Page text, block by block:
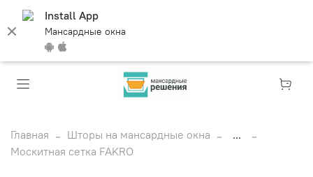
Install App
Мансардные окна
Главная Шторы на мансардные окна
...
Москитная сетка FAKRO